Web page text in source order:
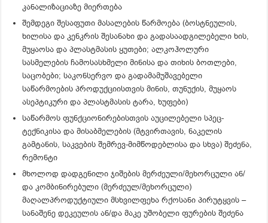
კანალიზაციაზე მიერთება
შემდეგი შესაფუთი მასალების წარმოება (ბოსტნეულის,
ხილისა და კენკრის შესანახი და გადასაადგილებელი ხის,
მუყაოსა და პლასტმასის ყუთები; ალკოჰოლური
სასმელების ჩამოსასხმელი მინისა და თიხის ბოთლები,
საცობები; საკონსერვო და გადამამუშავებელი
საწარმოების პროდუქციისთვის მინის, თუნუქის, მუყაოს
ასეპტიკური და პლასტმასის ტარა, ხუფები)
საწარმოს ფუნქციონირებისთვის აუცილებელი სპეც-
ტექნიკისა და მისაბმელების (მტვირთავის, ნაკელის
გამტანის, საკვების შემრევ-მიმწოდებლისა და სხვა) შეძენა,
რემონტი
მხოლოდ დადგენილი ჯიშების მერძეული/მეხორცული ან/
და კომბინირებული (მერძეულ/მეხორცული)
მაღალპროდუქტიული მსხვილფეხა რქოსანი პირუტყვის –
სანაშენე დეკეულის ან/და მაკე უშობელი ფურების შეძენა